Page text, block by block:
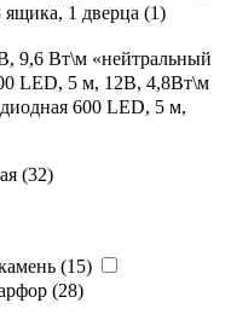
ящика, 1 дверца (1)
9,6 Вт\м «нейтральный
LED, 5 м, 12В, 4,8Вт\м
600 LED, 5 м,
(32)
(15)
(28)